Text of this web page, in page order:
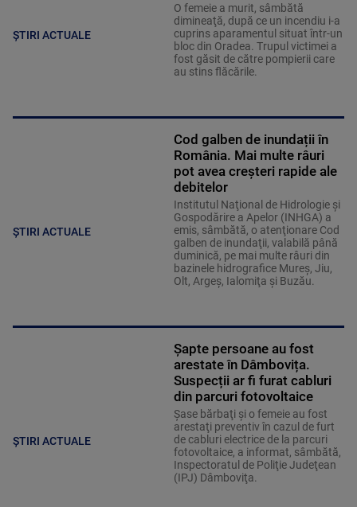
ȘTIRI ACTUALE
O femeie a murit, sâmbătă
dimineaţă, după ce un incendiu i-a
cuprins aparamentul situat într-un
bloc din Oradea. Trupul victimei a
fost găsit de către pompierii care
au stins flăcările.
ȘTIRI ACTUALE
Cod galben de inundații în
România. Mai multe râuri
pot avea creșteri rapide ale
debitelor
Institutul Naţional de Hidrologie şi
Gospodărire a Apelor (INHGA) a
emis, sâmbătă, o atenţionare Cod
galben de inundaţii, valabilă până
duminică, pe mai multe râuri din
bazinele hidrografice Mureş, Jiu,
Olt, Argeş, Ialomiţa şi Buzău.
ȘTIRI ACTUALE
Șapte persoane au fost
arestate în Dâmbovița.
Suspecții ar fi furat cabluri
din parcuri fotovoltaice
Şase bărbaţi şi o femeie au fost
arestaţi preventiv în cazul de furt
de cabluri electrice de la parcuri
fotovoltaice, a informat, sâmbătă,
Inspectoratul de Poliţie Judeţean
(IPJ) Dâmboviţa.